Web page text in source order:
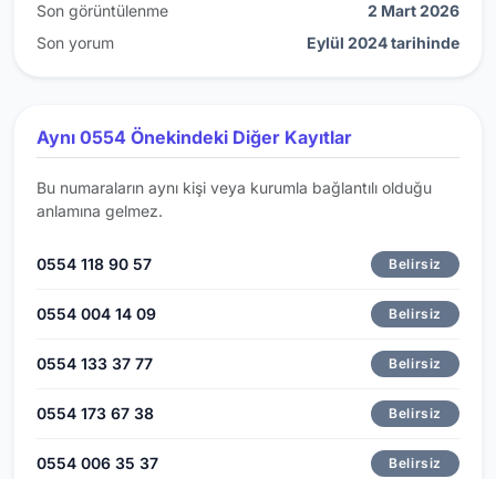
Son görüntülenme
2 Mart 2026
Son yorum
Eylül 2024 tarihinde
Aynı 0554 Önekindeki Diğer Kayıtlar
Bu numaraların aynı kişi veya kurumla bağlantılı olduğu
anlamına gelmez.
0554 118 90 57 Belirsiz
0554 004 14 09 Belirsiz
0554 133 37 77 Belirsiz
0554 173 67 38 Belirsiz
0554 006 35 37 Belirsiz